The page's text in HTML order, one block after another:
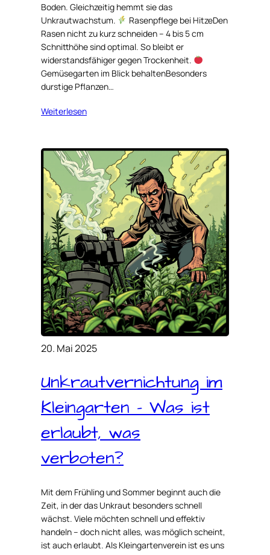
Boden. Gleichzeitig hemmt sie das
Unkrautwachstum.
Rasenpflege bei HitzeDen
Rasen nicht zu kurz schneiden – 4 bis 5 cm
Schnitthöhe sind optimal. So bleibt er
widerstandsfähiger gegen Trockenheit.
Gemüsegarten im Blick behaltenBesonders
durstige Pflanzen…
Weiterlesen
20. Mai 2025
Unkrautvernichtung im
Kleingarten – Was ist
erlaubt, was
verboten?
Mit dem Frühling und Sommer beginnt auch die
Zeit, in der das Unkraut besonders schnell
wächst. Viele möchten schnell und effektiv
handeln – doch nicht alles, was möglich scheint,
ist auch erlaubt. Als Kleingartenverein ist es uns